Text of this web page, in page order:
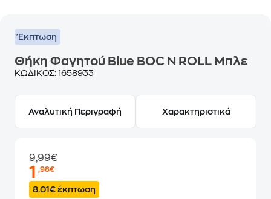
Έκπτωση
Θήκη Φαγητού Blue BOC N ROLL Μπλε
ΚΩΔΙΚΟΣ: 1658933
Αναλυτική Περιγραφή Χαρακτηριστικά
9,99€
1,98€
8.01€ έκπτωση